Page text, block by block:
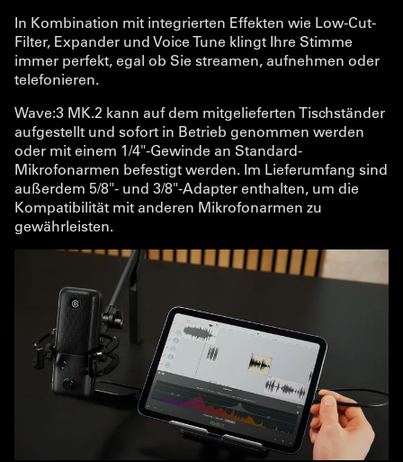
In Kombination mit integrierten Effekten wie Low-Cut-
Filter, Expander und Voice Tune klingt Ihre Stimme
immer perfekt, egal ob Sie streamen, aufnehmen oder
telefonieren.
Wave:3 MK.2 kann auf dem mitgelieferten Tischständer
aufgestellt und sofort in Betrieb genommen werden
oder mit einem 1/4"-Gewinde an Standard-
Mikrofonarmen befestigt werden. Im Lieferumfang sind
außerdem 5/8"- und 3/8"-Adapter enthalten, um die
Kompatibilität mit anderen Mikrofonarmen zu
gewährleisten.